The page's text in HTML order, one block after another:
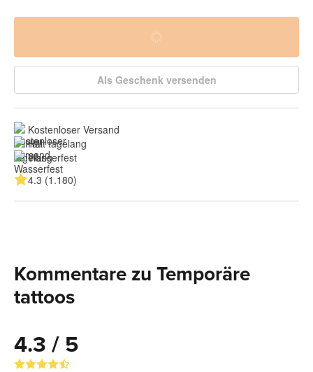
Als Geschenk versenden
Kostenloser Versand
Hält tagelang
Wasserfest
4.3 (1.180)
Kommentare zu Temporäre
tattoos
4.3 / 5